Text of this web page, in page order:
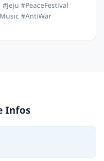
#PeaceFestival
#AntiWar
Infos